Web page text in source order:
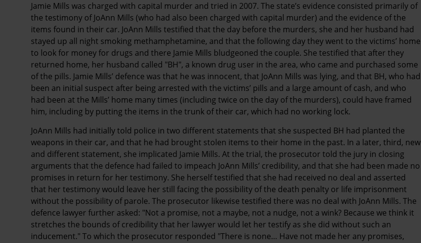
Jamie Mills was charged with capital murder and tried in 2007. The state’s evidence consisted primarily of
the testimony of JoAnn Mills (who had also been charged with capital murder) and the evidence of the
items found in their car. JoAnn Mills testified that the day before the murders, she and her husband had
stayed up all night smoking methamphetamine, and that the following day they went to the victims’ home
to look for money for drugs and there Jamie Mills bludgeoned the couple. She testified that after they
returned home, her husband called "BH", a known drug user in the area, who came and purchased some
of the pills. Jamie Mills’ defence was that he was innocent, that JoAnn Mills was lying, and that BH, who had
been an initial suspect after being arrested with the victims’ pills and a large amount of cash, and who
had been at the Mills’ home many times (including twice on the day of the murders), could have framed
him, including by putting the items in the trunk of their car, which had no working lock.
JoAnn Mills had initially told police in two different statements that she suspected BH had planted the
weapons in their car, and that he had brought stolen items to their home in the past. In a later, third, new
and different statement, she implicated Jamie Mills. At the trial, the prosecutor told the jury in closing
arguments that the defence had failed to impeach JoAnn Mills’ credibility, and that she had been made no
promises in return for her testimony. She herself testified that she had received no deal and asserted
that her testimony would leave her still facing the possibility of the death penalty or life imprisonment
without the possibility of parole. The prosecutor likewise testified there was no deal with JoAnn Mills. The
defence lawyer further asked: "Not a promise, not a maybe, not a nudge, not a wink? Because we think it
stretches the bounds of credibility that her lawyer would let her testify as she did without such an
inducement." To which the prosecutor responded "There is none… Have not made her any promises,